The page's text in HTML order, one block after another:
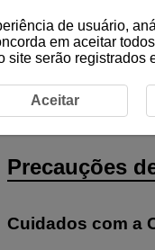
Precauções
Cuidados com a
de usuário,
em aceitar
serão
Aceitar